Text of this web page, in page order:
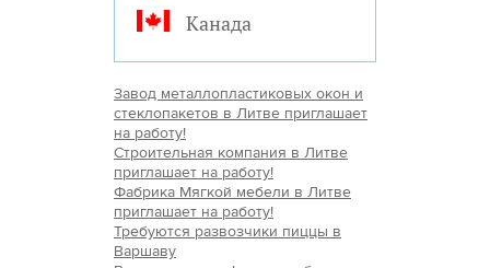
Канада
Завод металлопластиковых окон и
стеклопакетов в Литве приглашает
на работу!
Строительная компания в Литве
приглашает на работу!
Фабрика Мягкой мебели в Литве
приглашает на работу!
Требуются развозчики пиццы в
Варшаву